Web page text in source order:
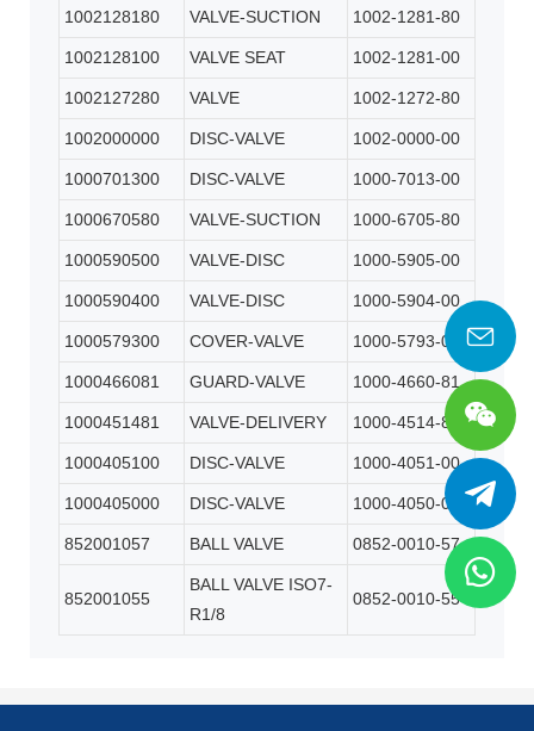
1002128180 VALVE-SUCTION 1002-1281-80
1002128100 VALVE SEAT 1002-1281-00
1002127280 VALVE 1002-1272-80
1002000000 DISC-VALVE 1002-0000-00
1000701300 DISC-VALVE 1000-7013-00
1000670580 VALVE-SUCTION 1000-6705-80
1000590500 VALVE-DISC 1000-5905-00
1000590400 VALVE-DISC 1000-5904-00
1000579300 COVER-VALVE 1000-5793-00
1000466081 GUARD-VALVE 1000-4660-81
1000451481 VALVE-DELIVERY 1000-4514-81
1000405100 DISC-VALVE 1000-4051-00
1000405000 DISC-VALVE 1000-4050-00
852001057 BALL VALVE 0852-0010-57
852001055
BALL VALVE ISO7-
R1/8
0852-0010-55